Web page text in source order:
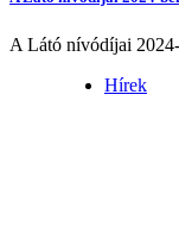
A Látó nívódíjai
Hírek